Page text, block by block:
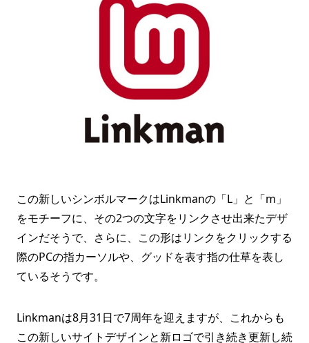
この新しいシンボルマークはLinkmanの「L」と「m」
をモチーフに、その2つの文字をリンクさせ出来たデザ
インだそうで、さらに、この形はリンクをクリックする
際のPCの指カーソルや、グッドを表す指の仕草を表し
ているそうです。
Linkmanは8月31日で7周年を迎えますが、これからも
この新しいサイトデザインと新ロゴで引き続き更新し続